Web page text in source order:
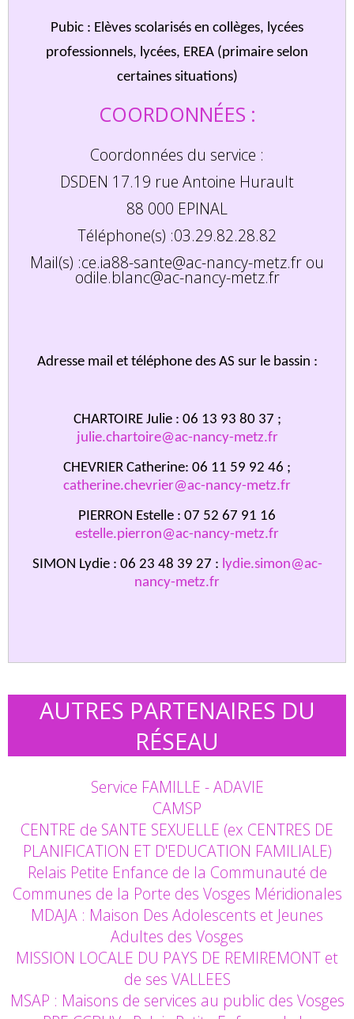
Pubic : Elèves scolarisés en collèges, lycées
professionnels, lycées, EREA (primaire selon
certaines situations)
COORDONNÉES :
Coordonnées du service :
DSDEN 17.19 rue Antoine Hurault
88 000 EPINAL
Téléphone(s) :03.29.82.28.82
Mail(s) :ce.ia88-sante@ac-nancy-metz.fr ou
odile.blanc@ac-nancy-metz.fr
Adresse mail et téléphone des AS sur le bassin :
CHARTOIRE Julie : 06 13 93 80 37 ;
julie.chartoire@ac-nancy-metz.fr
CHEVRIER Catherine: 06 11 59 92 46 ;
catherine.chevrier@ac-nancy-metz.fr
PIERRON Estelle : 07 52 67 91 16
estelle.pierron@ac-nancy-metz.fr
SIMON Lydie : 06 23 48 39 27 : lydie.simon@ac-
nancy-metz.fr
AUTRES PARTENAIRES DU
RÉSEAU
Service FAMILLE - ADAVIE
CAMSP
CENTRE de SANTE SEXUELLE (ex CENTRES DE
PLANIFICATION ET D'EDUCATION FAMILIALE)
Relais Petite Enfance de la Communauté de
Communes de la Porte des Vosges Méridionales
MDAJA : Maison Des Adolescents et Jeunes
Adultes des Vosges
MISSION LOCALE DU PAYS DE REMIREMONT et
de ses VALLEES
MSAP : Maisons de services au public des Vosges